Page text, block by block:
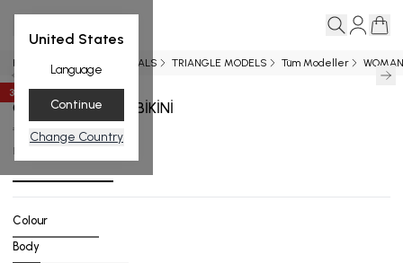
United States
Language
Continue
Change Country
Home page NEW ARRIVALS TRIANGLE MODELS Tüm Modeller WOMAN
35 %Discount
OCTAVIA ÜÇGEN BİKİNİ
€ 109.38 € 71.10
B.1764-25_R132_36
Colour
Body